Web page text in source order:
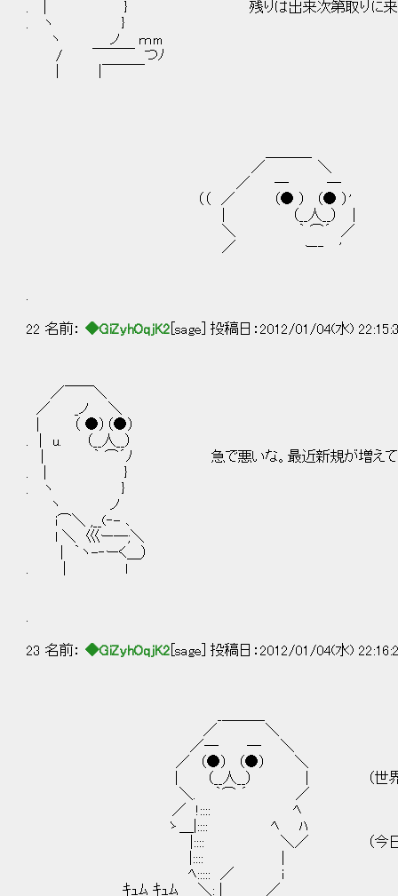
. | } 残りは出来次第取りに来る
. ヽ }
ヽ ノ ｍm
/ ￣￣￣ つﾉ
／ ＼
／ ─ ―
（（ ／ （● ） （● ）' まい
| （__人__） |
＼ ｀ ⌒´ ／ 確か倉庫に４～５本
／ ー‐ '
22 名前： ◆GiZyhOqjK2 [sage] 投稿日：2012/01/04(水)
／￣￣＼
／ _ノ ＼
| （ ●）（●）
. | u. （__人__）
| ｀ ⌒´ﾉ 急で悪いな。最近新規が増えて管
. | }
. ヽ }
ヽ ノ
i⌒＼ ,__(‐- ､
l ＼ 巛ー─;＼
| ｀ヽ-‐ーく＿）
23 名前： ◆GiZyhOqjK2 [sage] 投稿日：2012/01/04(水)
／ ＼
／─ ─ ＼
／ （●） （●） ＼
| （__人__） | （世界樹フィーバ
＼. ｀⌒ ´ ／ 海都も賑やかに
／ !:::: ﾍ
ゝ＿|:::: ﾍ ﾊ
|:::: ＼／ （今日も今日とて、世界
|:::: |
ﾍ::::: ／ i
ｷｭﾑ ｷｭﾑ ＼: | ／